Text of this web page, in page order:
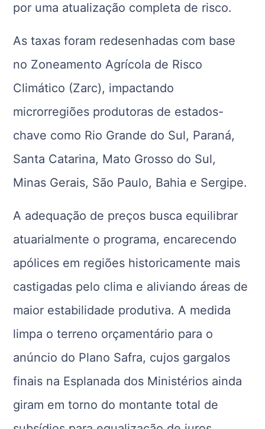
por uma atualização completa de risco.
As taxas foram redesenhadas com base
no Zoneamento Agrícola de Risco
Climático (Zarc), impactando
microrregiões produtoras de estados-
chave como Rio Grande do Sul, Paraná,
Santa Catarina, Mato Grosso do Sul,
Minas Gerais, São Paulo, Bahia e Sergipe.
A adequação de preços busca equilibrar
atuarialmente o programa, encarecendo
apólices em regiões historicamente mais
castigadas pelo clima e aliviando áreas de
maior estabilidade produtiva. A medida
limpa o terreno orçamentário para o
anúncio do Plano Safra, cujos gargalos
finais na Esplanada dos Ministérios ainda
giram em torno do montante total de